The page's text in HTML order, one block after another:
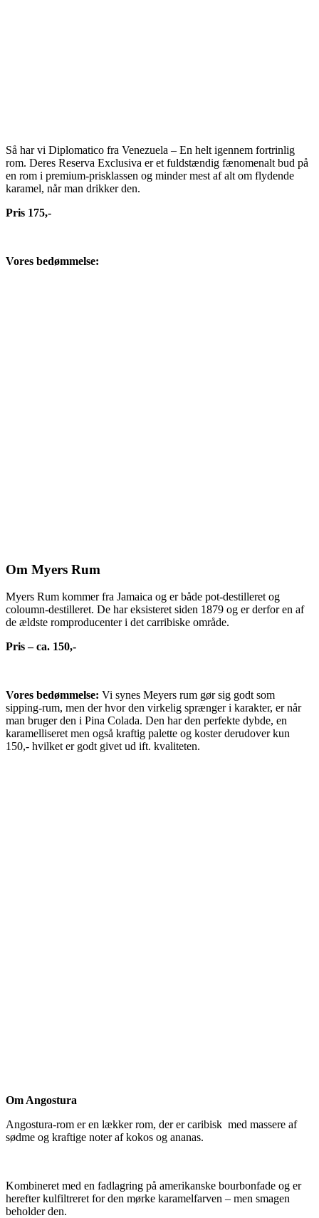
Så har vi Diplomatico fra Venezuela – En helt igennem fortrinlig
rom. Deres Reserva Exclusiva er et fuldstændig fænomenalt bud på
en rom i premium-prisklassen og minder mest af alt om flydende
karamel, når man drikker den.
Pris 175,-
Vores bedømmelse:
Om Myers Rum
Myers Rum kommer fra Jamaica og er både pot-destilleret og
coloumn-destilleret. De har eksisteret siden 1879 og er derfor en af
de ældste romproducenter i det carribiske område.
Pris – ca. 150,-
Vores bedømmelse: Vi synes Meyers rum gør sig godt som
sipping-rum, men der hvor den virkelig sprænger i karakter, er når
man bruger den i Pina Colada. Den har den perfekte dybde, en
karamelliseret men også kraftig palette og koster derudover kun
150,- hvilket er godt givet ud ift. kvaliteten.
Om Angostura
Angostura-rom er en lækker rom, der er caribisk med massere af
sødme og kraftige noter af kokos og ananas.
Kombineret med en fadlagring på amerikanske bourbonfade og er
herefter kulfiltreret for den mørke karamelfarven – men smagen
beholder den.